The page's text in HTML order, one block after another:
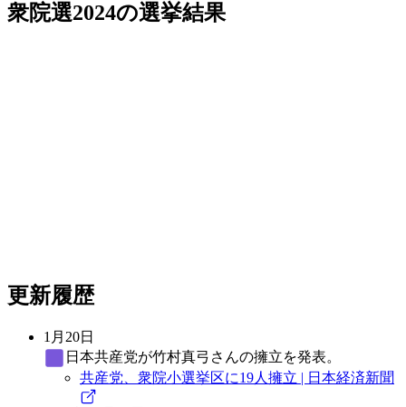
衆院選2024の選挙結果
更新履歴
1月20日
日本共産党が竹村真弓さんの擁立を発表。
共産党、衆院小選挙区に19人擁立 | 日本経済新聞